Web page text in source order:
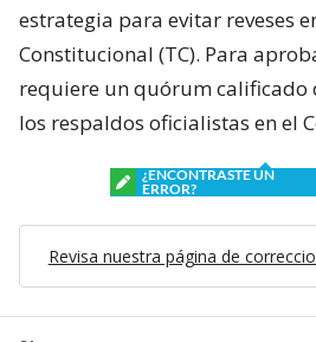
estrategia para evitar reveses
Constitucional (TC). Para
requiere un quórum calificado
los respaldos oficialistas en el
¿ENCONTRASTE UN
ERROR?
Revisa nuestra página de